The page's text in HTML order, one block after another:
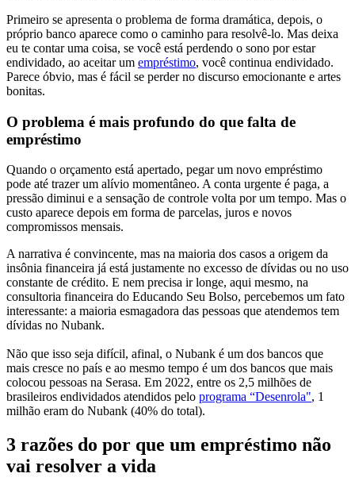
Primeiro se apresenta o problema de forma dramática, depois, o
próprio banco aparece como o caminho para resolvê-lo. Mas deixa
eu te contar uma coisa, se você está perdendo o sono por estar
endividado, ao aceitar um empréstimo, você continua endividado.
Parece óbvio, mas é fácil se perder no discurso emocionante e artes
bonitas.
O problema é mais profundo do que falta de
empréstimo
Quando o orçamento está apertado, pegar um novo empréstimo
pode até trazer um alívio momentâneo. A conta urgente é paga, a
pressão diminui e a sensação de controle volta por um tempo. Mas o
custo aparece depois em forma de parcelas, juros e novos
compromissos mensais.
A narrativa é convincente, mas na maioria dos casos a origem da
insônia financeira já está justamente no excesso de dívidas ou no uso
constante de crédito. E nem precisa ir longe, aqui mesmo, na
consultoria financeira do Educando Seu Bolso, percebemos um fato
interessante: a maioria esmagadora das pessoas que atendemos tem
dívidas no Nubank.
Não que isso seja difícil, afinal, o Nubank é um dos bancos que
mais cresce no país e ao mesmo tempo é um dos bancos que mais
colocou pessoas na Serasa. Em 2022, entre os 2,5 milhões de
brasileiros endividados atendidos pelo programa “Desenrola", 1
milhão eram do Nubank (40% do total).
3 razões do por que um empréstimo não
vai resolver a vida